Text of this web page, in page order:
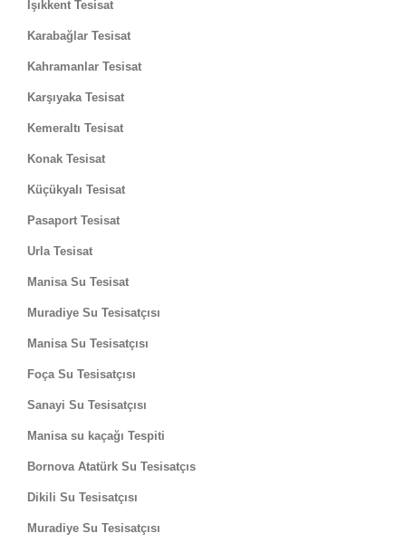
Işıkkent Tesisat
Karabağlar Tesisat
Kahramanlar Tesisat
Karşıyaka Tesisat
Kemeraltı Tesisat
Konak Tesisat
Küçükyalı Tesisat
Pasaport Tesisat
Urla Tesisat
Manisa Su Tesisat
Muradiye Su Tesisatçısı
Manisa Su Tesisatçısı
Foça Su Tesisatçısı
Sanayi Su Tesisatçısı
Manisa su kaçağı Tespiti
Bornova Atatürk Su Tesisatçıs
Dikili Su Tesisatçısı
Muradiye Su Tesisatçısı